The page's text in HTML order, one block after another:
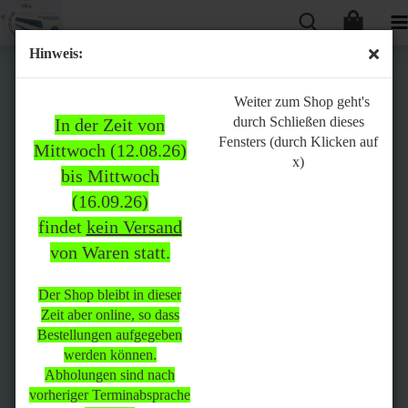
Hinweis:
In der Zeit von
Mittwoch (12.08.26)
bis Mittwoch
(16.09.26)
findet kein Versand
von Waren statt.
Der Shop bleibt in dieser
Zeit aber online, so dass
Bestellungen aufgegeben
werden können.
Abholungen sind nach
vorheriger Terminabsprache
Weiter zum Shop geht's
durch Schließen dieses
Fensters (durch Klicken auf
x)
Bitte
beachten:
In der Zeit von Mittwoch
(12.08.26) bis Mittwoch
(16.09.26)
statt.
Der Shop bleibt in dieser Zeit
aber online, so dass
Bestellungen aufgegeben
werden können.